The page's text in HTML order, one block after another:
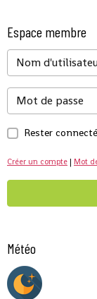
Espace membre
Rester connecté
Créer un compte | Mot
Météo